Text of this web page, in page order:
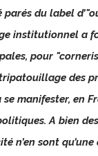
du label
institutionnel a
pour
des
manifester, en
A bien
n’en sont